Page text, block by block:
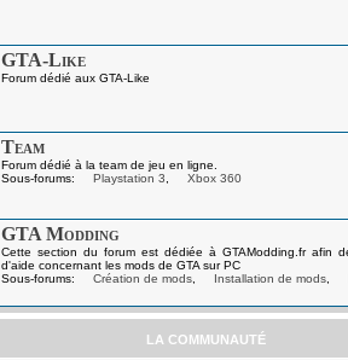
GTA-Like
Forum dédié aux GTA-Like
Team
Forum dédié à la team de jeu en ligne.
Sous-forums:
Playstation 3 Xbox 360
GTA Modding
Cette section du forum est dédiée à GTAModding.fr afin
d'aide concernant les mods de GTA sur PC
Sous-forums:
Création de mods Installation de mods
LA COMMUNAUTÉ